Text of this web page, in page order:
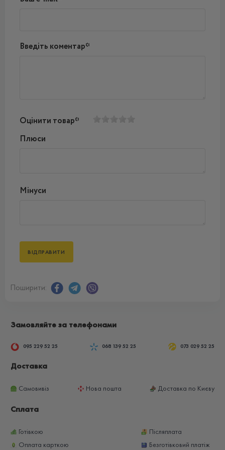
Введіть коментар*
Оцінити товар*
Плюси
Мінуси
Поширити:
Замовляйте за телефонами
095 229 52 25 068 139 52 25 073 029 52 25
Доставка
Самовивіз Нова пошта Доставка по Києву
Сплата
Готівкою
Післяплата
Оплата карткою
Безготівковий платіж